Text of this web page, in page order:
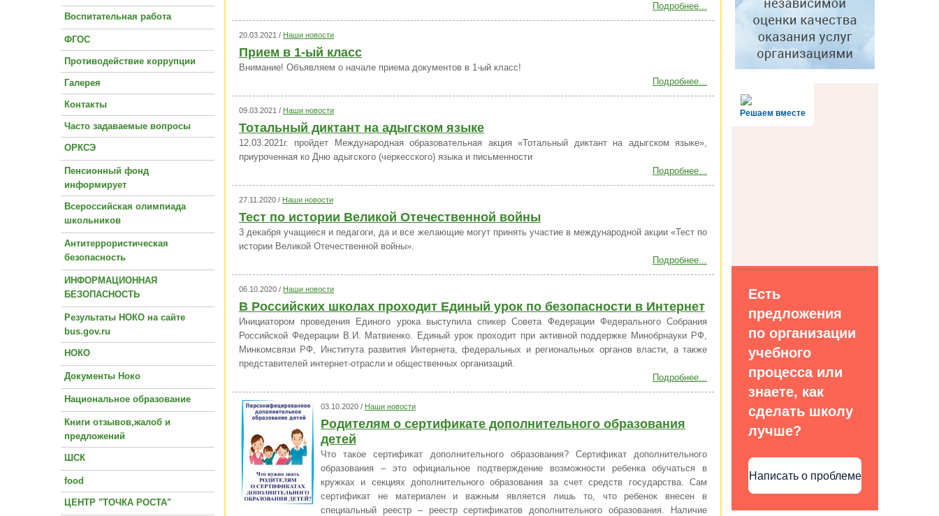
Воспитательная работа
ФГОС
Противодействие коррупции
Галерея
Контакты
Часто задаваемые вопросы
ОРКСЭ
Пенсионный фонд
информирует
Всероссийская олимпиада
школьников
Антитеррористическая
безопасность
ИНФОРМАЦИОННАЯ
БЕЗОПАСНОСТЬ
Результаты НОКО на сайте
bus.gov.ru
НОКО
Документы Ноко
Национальное образование
Книги отзывов,жалоб и
предложений
ШСК
food
ЦЕНТР "ТОЧКА РОСТА"
Подробнее...
20.03.2021 / Наши новости
Прием в 1-ый класс
Внимание! Объявляем о начале приема документов в 1-ый класс!
Подробнее...
09.03.2021 / Наши новости
Тотальный диктант на адыгском языке
12.03.2021г. пройдет Международная образовательная акция «Тотальный диктант на адыгском языке»,
приуроченная ко Дню адыгского (черкесского) языка и письменности
Подробнее...
27.11.2020 / Наши новости
Тест по истории Великой Отечественной войны
3 декабря учащиеся и педагоги, да и все желающие могут принять участие в международной акции «Тест по
истории Великой Отечественной войны».
Подробнее...
06.10.2020 / Наши новости
В Российских школах проходит Единый урок по безопасности в Интернет
Инициатором проведения Единого урока выступила спикер Совета Федерации Федерального Собрания
Российской Федерации В.И. Матвиенко. Единый урок проходит при активной поддержке Минобрнауки РФ,
Минкомсвязи РФ, Института развития Интернета, федеральных и региональных органов власти, а также
представителей интернет-отрасли и общественных организаций.
Подробнее...
03.10.2020 / Наши новости
Родителям о сертификате дополнительного образования
детей
Что такое сертификат дополнительного образования? Сертификат дополнительного
образования – это официальное подтверждение возможности ребенка обучаться в
кружках и секциях дополнительного образования за счет средств государства. Сам
сертификат не материален и важным является лишь то, что ребенок внесен в
специальный реестр – реестр сертификатов дополнительного образования. Наличие
Решаем вместе
Есть
предложения
по организации
учебного
процесса или
знаете, как
сделать школу
лучше?
Написать о проблеме